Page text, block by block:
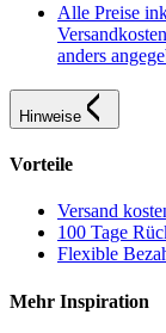
Alle Preise
anders
Hinweise
Vorteile
Versand
100 Tage
Flexible
Mehr Inspiration